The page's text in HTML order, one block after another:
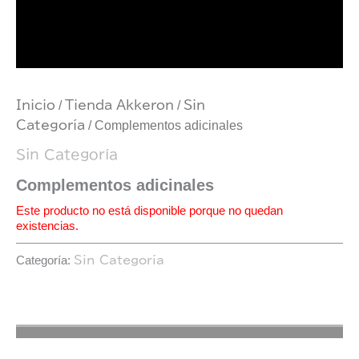
Inicio /Tienda Akkeron / Sin
Categoría / Complementos adicinales
Sin Categoría
Complementos adicinales
Este producto no está disponible porque no quedan
existencias.
Categoría: Sin Categoría